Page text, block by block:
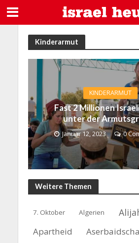
Kinderarmut
KINDERARMUT
Fast 2 Millionen
unter der
Januar 12, 2023 0
Weitere Themen
7. Oktober Algerien
Apartheid